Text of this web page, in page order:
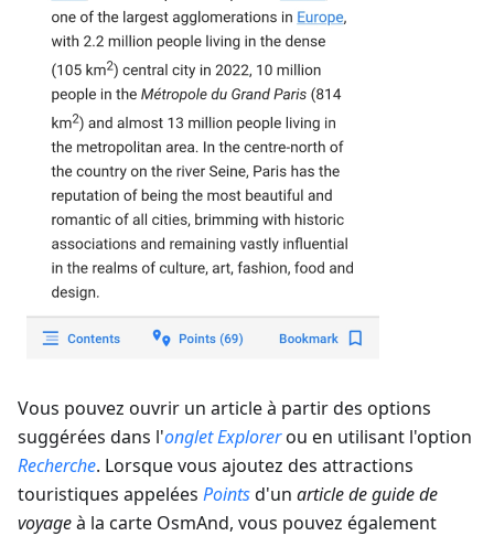
Vous pouvez ouvrir un article à partir des options
suggérées dans l'onglet Explorerou en utilisant l'option
Recherche. Lorsque vous ajoutez des attractions
touristiques appelées Pointsd'un article de guide de
voyageà la carte OsmAnd, vous pouvez également